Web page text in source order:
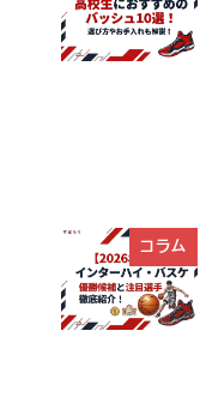
コラム